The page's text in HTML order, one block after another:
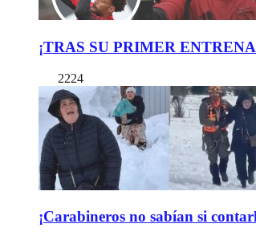
¡TRAS SU PRIMER
2224
¡Carabineros no sabían si